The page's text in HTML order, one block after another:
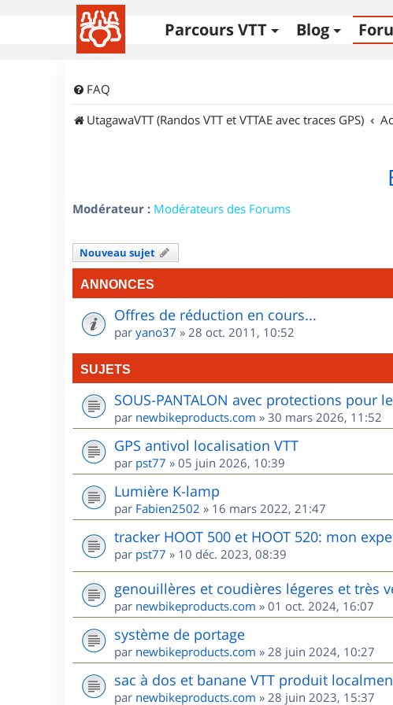
Parcours VTT Blog
FAQ
UtagawaVTT (Randos VTT et VTTAE avec traces GPS)
Modérateur : Modérateurs des Forums
Nouveau sujet
ANNONCES
Offres de réduction en cours...
par yano37 » 28 oct. 2011, 10:52
SUJETS
SOUS-PANTALON avec protections pour
par newbikeproducts.com » 30 mars 2026, 11:52
GPS antivol localisation VTT
par pst77 » 05 juin 2026, 10:39
Lumière K-lamp
par Fabien2502 » 16 mars 2022, 21:47
tracker HOOT 500 et HOOT 520: mon
par pst77 » 10 déc. 2023, 08:39
genouillères et coudières légeres et très
par newbikeproducts.com » 01 oct. 2024, 16:07
système de portage
par newbikeproducts.com » 28 juin 2024, 10:27
sac à dos et banane VTT produit
par newbikeproducts.com » 28 juin 2023, 15:37